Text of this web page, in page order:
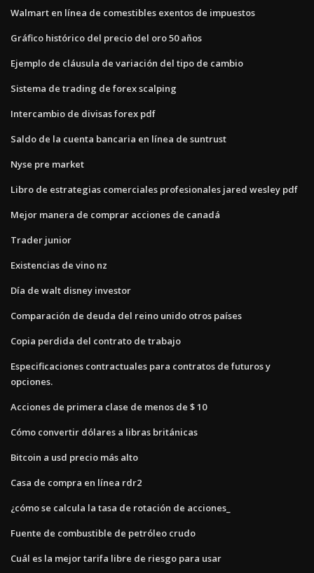
Walmart en línea de comestibles exentos de impuestos
Gráfico histórico del precio del oro 50 años
Ejemplo de cláusula de variación del tipo de cambio
Sistema de trading de forex scalping
Intercambio de divisas forex pdf
Saldo de la cuenta bancaria en línea de suntrust
Nyse pre market
Libro de estrategias comerciales profesionales jared wesley pdf
Mejor manera de comprar acciones de canadá
Trader junior
Existencias de vino nz
Día de walt disney investor
Comparación de deuda del reino unido otros países
Copia perdida del contrato de trabajo
Especificaciones contractuales para contratos de futuros y
opciones.
Acciones de primera clase de menos de $ 10
Cómo convertir dólares a libras británicas
Bitcoin a usd precio más alto
Casa de compra en línea rdr2
¿cómo se calcula la tasa de rotación de acciones_
Fuente de combustible de petróleo crudo
Cuál es la mejor tarifa libre de riesgo para usar